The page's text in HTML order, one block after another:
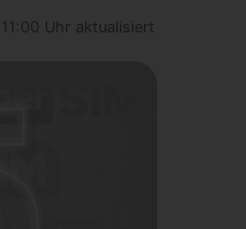
Uhr aktualisiert